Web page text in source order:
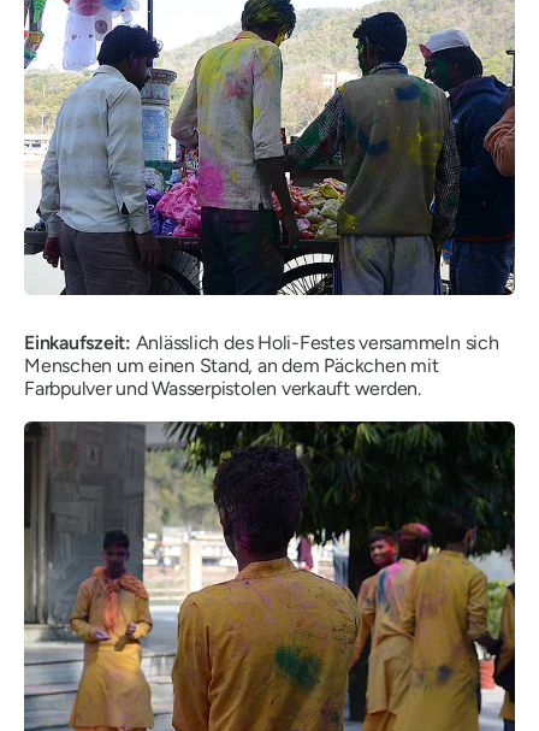
Einkaufszeit: Anlässlich des Holi-Festes versammeln sich
Menschen um einen Stand, an dem Päckchen mit
Farbpulver und Wasserpistolen verkauft werden.